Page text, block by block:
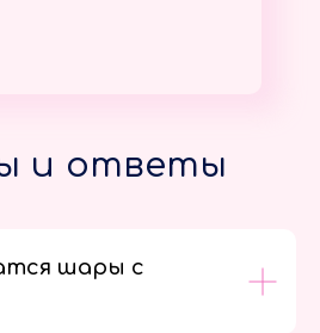
и ответы
шары с